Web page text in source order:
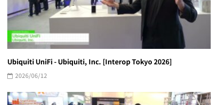
Ubiquiti UniFi - Ubiquiti, Inc. [Interop Tokyo 2026]
2026/06/12